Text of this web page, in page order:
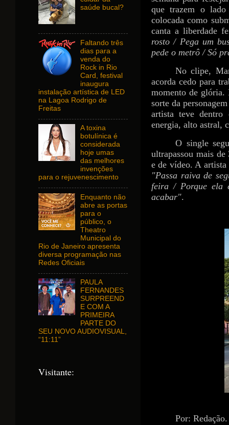
que trazem o
colocada como
canta a liberdade
rosto / Pega um
pede o metrô / Só
No clipe,
acorda cedo para
momento de glória.
sorte da
artista teve
energia, alto astral,
O single
ultrapassou mais
e de vídeo. A
"Passa raiva de
feira / Porque ela
acabar".
Por: Redação.
saúde bucal?
Faltando três
dias para a
venda do
Rock in Rio
Card, festival
inaugura
instalação artística de LED
na Lagoa Rodrigo de
Freitas
A toxina
botulínica é
considerada
hoje umas
das melhores
invenções
para o rejuvenescimento
Enquanto não
abre as portas
para o
público, o
Theatro
Municipal do
Rio de Janeiro apresenta
diversa programação nas
Redes Oficiais
PAULA
FERNANDES
SURPREEND
E COM A
PRIMEIRA
PARTE DO
SEU NOVO AUDIOVISUAL,
“11:11”
Visitante: